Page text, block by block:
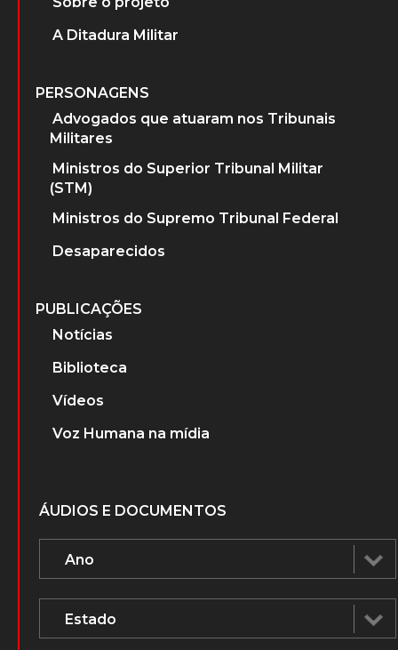
A Ditadura Militar
PERSONAGENS
Advogados que atuaram nos Tribunais
Militares
Ministros do Superior Tribunal Militar
(STM)
Ministros do Supremo Tribunal Federal
Desaparecidos
PUBLICAÇÕES
Notícias
Biblioteca
Vídeos
Voz Humana na mídia
ÁUDIOS E DOCUMENTOS